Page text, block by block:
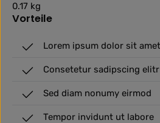
0.17 kg
Vorteile
Lorem ipsum dolor sit amet
Consetetur sadipscing elitr
Sed diam nonumy eirmod
Tempor invidunt ut labore